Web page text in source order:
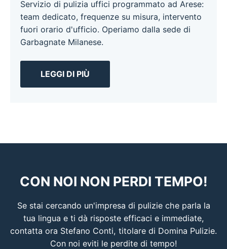
Servizio di pulizia uffici programmato ad Arese:
team dedicato, frequenze su misura, intervento
fuori orario d'ufficio. Operiamo dalla sede di
Garbagnate Milanese.
LEGGI DI PIÙ
CON NOI NON PERDI TEMPO!
Se stai cercando un'impresa di pulizie che parla la
tua lingua e ti dà risposte efficaci e immediate,
contatta ora Stefano Conti, titolare di Domina Pulizie.
Con noi eviti le perdite di tempo!